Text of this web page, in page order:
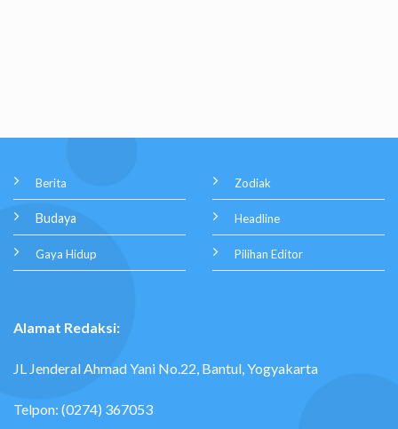
Berita
Budaya
Gaya Hidup
Zodiak
Headline
Pilihan Editor
Alamat Redaksi:
JL Jenderal Ahmad Yani No.22, Bantul, Yogyakarta
Telpon: (0274) 367053